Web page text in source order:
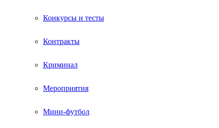
Конкурсы и тесты
Контракты
Криминал
Мероприятия
Мини-футбол